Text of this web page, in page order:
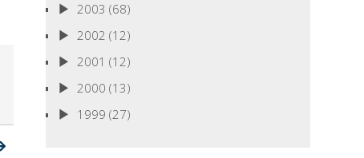
2003 (68)
2002 (12)
2001 (12)
2000 (13)
1999 (27)